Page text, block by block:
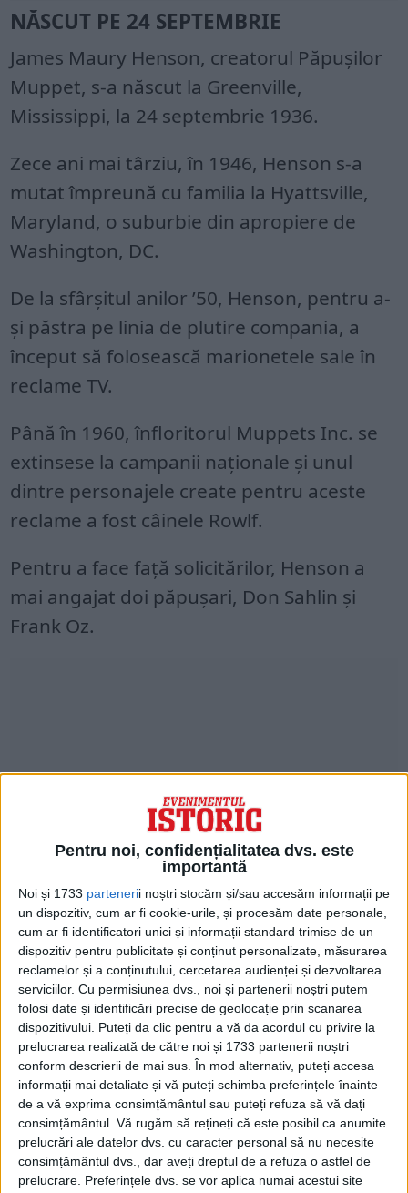
Pentru noi, confidențialitatea dvs. este
importantă
Noi și 1733 partenerii noștri stocăm și/sau accesăm informații pe
un dispozitiv, cum ar fi cookie-urile, și procesăm date personale,
cum ar fi identificatori unici și informații standard trimise de un
dispozitiv pentru publicitate și conținut personalizate, măsurarea
reclamelor și a conținutului, cercetarea audienței și dezvoltarea
serviciilor. Cu permisiunea dvs., noi și partenerii noștri putem
folosi date și identificări precise de geolocație prin scanarea
dispozitivului. Puteți da clic pentru a vă da acordul cu privire la
prelucrarea realizată de către noi și 1733 partenerii noștri
conform descrierii de mai sus. În mod alternativ, puteți accesa
informații mai detaliate și vă puteți schimba preferințele înainte
de a vă exprima consimțământul sau puteți refuza să vă dați
consimțământul. Vă rugăm să rețineți că este posibil ca anumite
prelucrări ale datelor dvs. cu caracter personal să nu necesite
consimțământul dvs., dar aveți dreptul de a refuza o astfel de
prelucrare. Preferințele dvs. se vor aplica numai acestui site
NĂSCUT PE 24 SEPTEMBRIE
James Maury Henson, creatorul Păpuşilor
Muppet, s-a născut la Greenville,
Mississippi, la 24 septembrie 1936.
Zece ani mai târziu, în 1946, Henson s-a
mutat împreună cu familia la Hyattsville,
Maryland, o suburbie din apropiere de
Washington, DC.
De la sfârşitul anilor ’50, Henson, pentru a-
şi păstra pe linia de plutire compania, a
început să folosească marionetele sale în
reclame TV.
Până în 1960, înfloritorul Muppets Inc. se
extinsese la campanii naţionale şi unul
dintre personajele create pentru aceste
reclame a fost câinele Rowlf.
Pentru a face faţă solicitărilor, Henson a
mai angajat doi păpuşari, Don Sahlin şi
Frank Oz.
În această perioadă, Henson s-a afirmat în
domeniul filmelor de scurtmetraj, dintre
care Time Piece’ a fost nominalizat la Oscar.
ÎN 1968, A FOST TELEVIZATĂ PRIMA
EMISIUNE MUPPETS ON PUPPETS.
Odată cu premiera din 1969 a lui Sesame
Street, păpuşile Muppets au cunoscut
culmea succesului.
Henson a creat personaje noi,cu